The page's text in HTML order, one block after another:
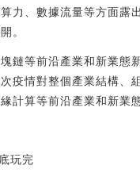
力、數據流量等方面露
。
鏈等前沿產業和新業
疫情對整個產業結構
計算等前沿產業和新
玩完